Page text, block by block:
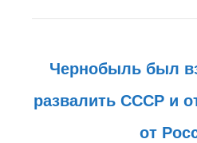
Чернобыль был
развалить СССР и
от